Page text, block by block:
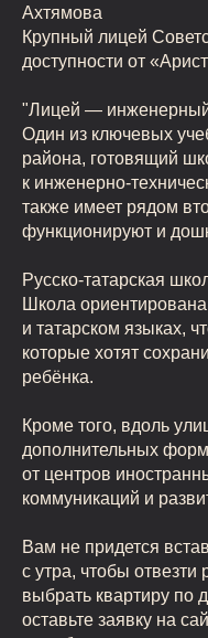
Ахтямова
Крупный лицей
доступности от
"Лицей —
Один из ключевых
района, готовящий
к
также имеет рядом
функционируют и
Русско‑татарская
Школа
и татарском языках,
которые хотят
ребёнка.
Кроме того, вдоль
дополнительных
от центров
коммуникаций и
Вам не придется
с утра, чтобы
выбрать квартиру по
оставьте заявку на